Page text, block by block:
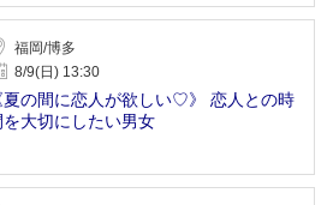
福岡/博多
8/9(日) 13:30
夏の間に恋人が欲しい♡》 恋人との時
を大切にしたい男女